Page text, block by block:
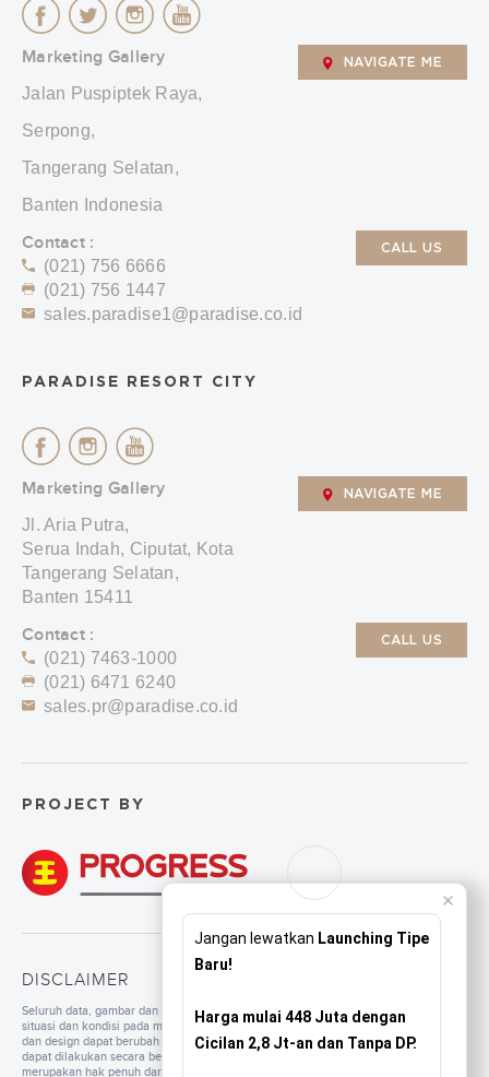
Marketing Gallery
Jalan Puspiptek Raya,
Serpong,
Tangerang Selatan,
Banten Indonesia
NAVIGATE ME
Contact :
(021) 756 6666
(021) 756 1447
sales.paradise1@paradise.co.id
CALL US
PARADISE RESORT CITY
Marketing Gallery
Jl. Aria Putra,
Serua Indah, Ciputat, Kota
Tangerang Selatan,
Banten 15411
NAVIGATE ME
Contact :
(021) 7463-1000
(021) 6471 6240
sales.pr@paradise.co.id
CALL US
PROJECT BY
DISCLAIMER
Seluruh data, gambar dan tulisan yang tercantum di dalam website merupakan
situasi dan kondisi pada masa persiapan. Untuk pengembangan mutu, spesifikasi
dan design dapat berubah sewaktu-waktu tanpa pemberitahuan. Pembangunan
dapat dilakukan secara bertahap sesuai dengan tahapan dan perencanaan yang
merupakan hak penuh dari pengembang. Seluruh ilustrasi/foto yang ditampilkan
Jangan lewatkan Launching Tipe
Baru!
Harga mulai 448 Juta dengan
Cicilan 2,8 Jt-an dan Tanpa DP.